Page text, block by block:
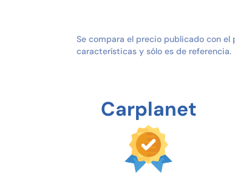
Se compara el precio publicado con
características y sólo es de referencia.
Carplanet